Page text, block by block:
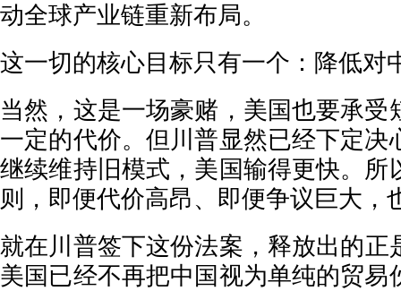
动全球产业链重新布局。
这一切的核心目标只有一个：降低对
当然，这是一场豪赌，美国也要承受
一定的代价。但川普显然已经下定决
继续维持旧模式，美国输得更快。所
则，即便代价高昂、即便争议巨大，
就在川普签下这份法案，释放出的
美国已经不再把中国视为单纯的贸易